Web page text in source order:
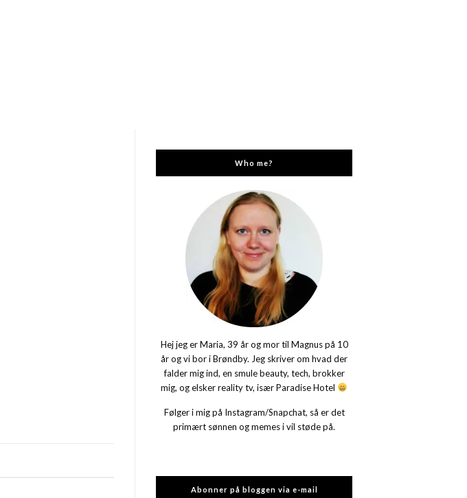
Who me?
Hej jeg er Maria, 39 år og mor til Magnus på 10
år og vi bor i Brøndby. Jeg skriver om hvad der
falder mig ind, en smule beauty, tech, brokker
mig, og elsker reality tv, især Paradise Hotel
Følger i mig på Instagram/Snapchat, så er det
primært sønnen og memes i vil støde på.
Abonner på bloggen via e-mail